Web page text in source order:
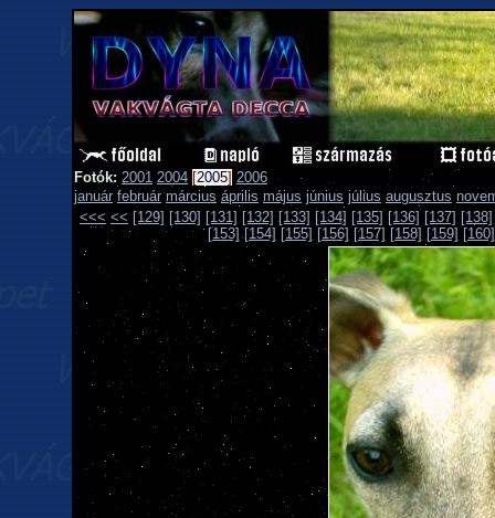
Fotók: 2001 2004 [2005] 2006
január február március április május június július augusztus
<<< << [129] [130] [131] [132] [133] [134] [135] [136] [137] [138]
[153] [154] [155] [156] [157] [158] [159] [160]